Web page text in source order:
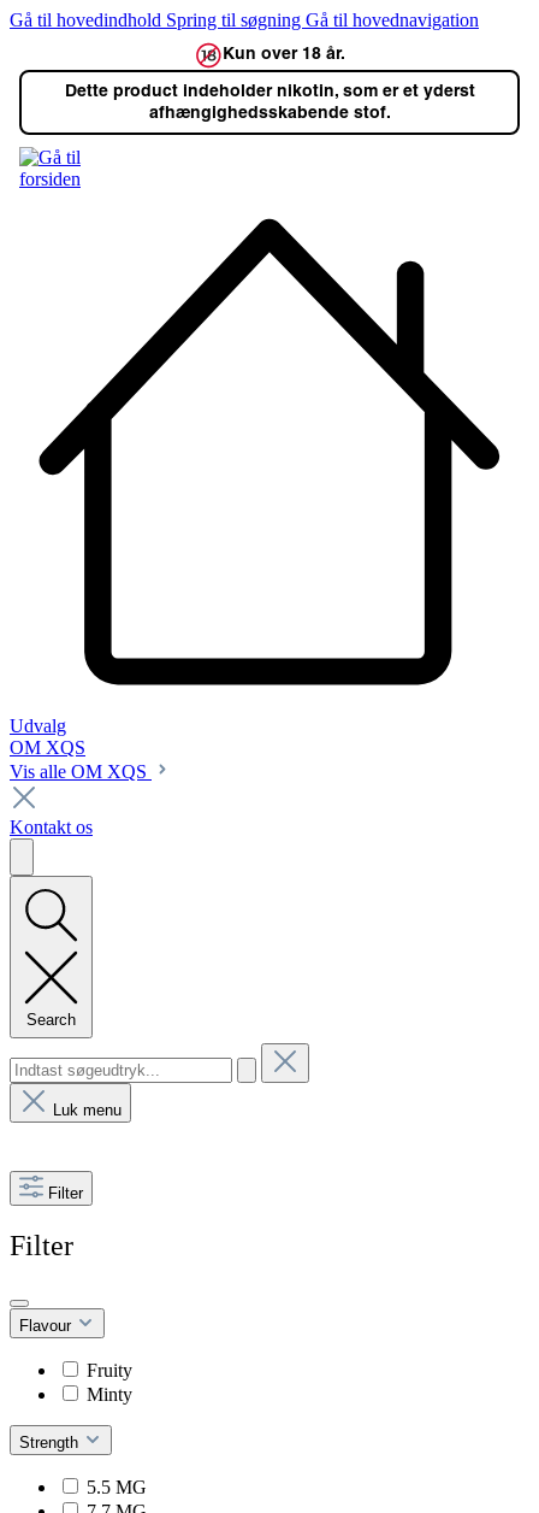
Gå til hovedindhold Spring til søgning Gå til hovednavigation
Kun over 18 år.
Dette product indeholder nikotin, som er et yderst
afhængighedsskabende stof.
Udvalg
OM XQS
Vis alle OM XQS
Kontakt os
Search
Luk menu
Filter
Filter
Flavour
Fruity
Minty
Strength
5.5 MG